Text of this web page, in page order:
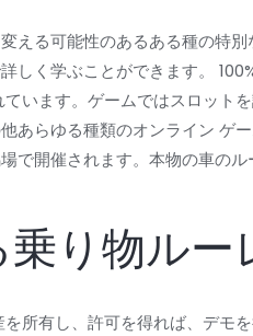
える可能性のあるある種の特
しく学ぶことができます。
います。ゲームではスロット
あらゆる種類のオンライン ゲ
で開催されます。本物の車の
り物ルー
所有し、許可を得れば、デモ